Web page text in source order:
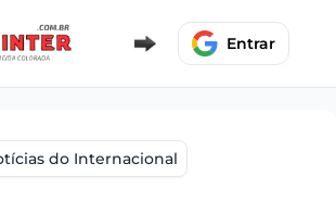
Entrar
do Internacional